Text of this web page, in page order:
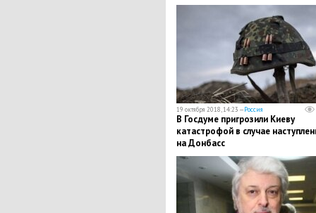
19 октября 2018, 14:23 —Россия
В Госдуме пригрозили Киеву
катастрофой в случае
на Донбасс